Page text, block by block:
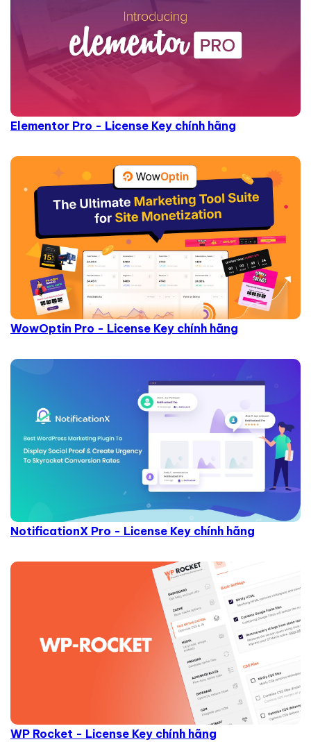
Elementor Pro - License Key chính hãng
WowOptin Pro - License Key chính hãng
NotificationX Pro - License Key chính hãng
WP Rocket - License Key chính hãng